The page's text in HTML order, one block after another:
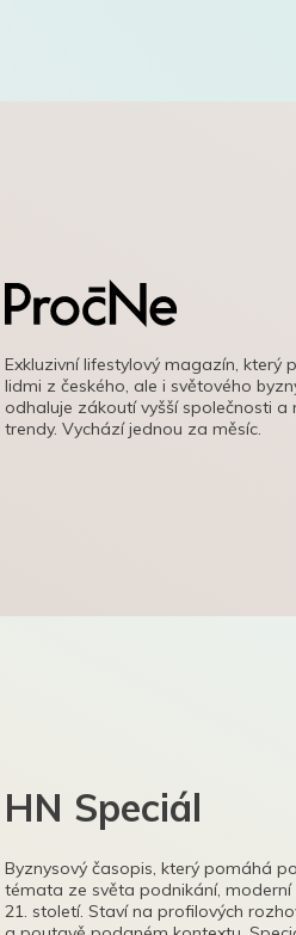
Exkluzivní lifestylový magazín, který
lidmi z českého, ale i světového
odhaluje zákoutí vyšší společnosti a
trendy. Vychází jednou za měsíc.
HN Speciál
Byznysový časopis, který pomáhá
témata ze světa podnikání,
21. století. Staví na profilových